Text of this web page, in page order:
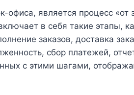
офиса, является процесс «от
в себя такие этапы,
заказов, доставка
сбор платежей,
с этими шагами,